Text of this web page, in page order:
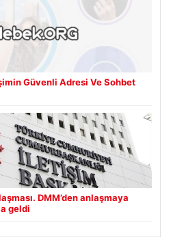
Güvenli Adresi Ve Sohbet
DMM’den anlaşmaya
geldi